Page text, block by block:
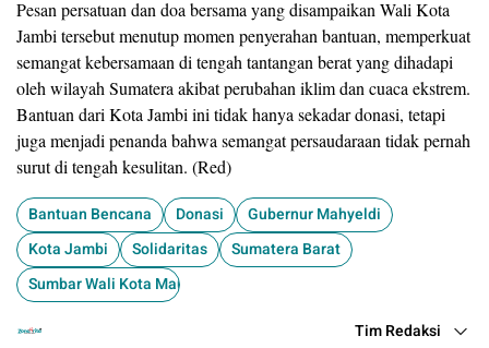
Pesan persatuan dan doa bersama yang disampaikan Wali Kota
Jambi tersebut menutup momen penyerahan bantuan, memperkuat
semangat kebersamaan di tengah tantangan berat yang dihadapi
oleh wilayah Sumatera akibat perubahan iklim dan cuaca ekstrem.
Bantuan dari Kota Jambi ini tidak hanya sekadar donasi, tetapi
juga menjadi penanda bahwa semangat persaudaraan tidak pernah
surut di tengah kesulitan. (Red)
​Bantuan Bencana ​Donasi
​Gubernur Mahyeldi
Kota Jambi
​Solidaritas
​Sumatera Barat
Sumbar ​Wali Kota Maulana
Tim Redaksi